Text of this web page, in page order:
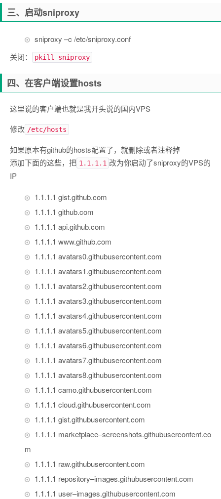
三、启动sniproxy
sniproxy –c /etc/sniproxy.conf
关闭：
pkill sniproxy
四、在客户端设置hosts
这里说的客户端也就是我开头说的国内VPS
修改 /etc/hosts
如果原本有github的hosts配置了，就删除或者注释掉
添加下面的这些，把 1.1.1.1 改为你启动了sniproxy的VPS的
IP
1.1.1.1 gist.github.com
1.1.1.1 github.com
1.1.1.1 api.github.com
1.1.1.1 www.github.com
1.1.1.1 avatars0.githubusercontent.com
1.1.1.1 avatars1.githubusercontent.com
1.1.1.1 avatars2.githubusercontent.com
1.1.1.1 avatars3.githubusercontent.com
1.1.1.1 avatars4.githubusercontent.com
1.1.1.1 avatars5.githubusercontent.com
1.1.1.1 avatars6.githubusercontent.com
1.1.1.1 avatars7.githubusercontent.com
1.1.1.1 avatars8.githubusercontent.com
1.1.1.1 camo.githubusercontent.com
1.1.1.1 cloud.githubusercontent.com
1.1.1.1 gist.githubusercontent.com
1.1.1.1 marketplace–screenshots.githubusercontent.co
m
1.1.1.1 raw.githubusercontent.com
1.1.1.1 repository–images.githubusercontent.com
1.1.1.1 user–images.githubusercontent.com